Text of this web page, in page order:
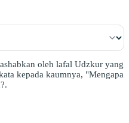
oleh lafal Udzkur yang
kepada kaumnya, "Mengapa